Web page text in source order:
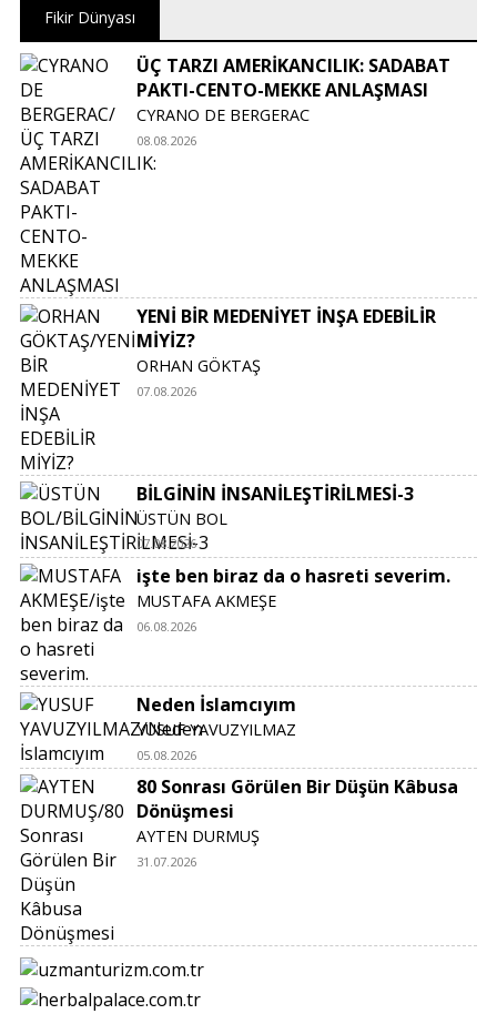
Fikir Dünyası
ÜÇ TARZI AMERİKANCILIK: SADABAT
PAKTI-CENTO-MEKKE ANLAŞMASI
CYRANO DE BERGERAC
08.08.2026
YENİ BİR MEDENİYET İNŞA EDEBİLİR
MİYİZ?
ORHAN GÖKTAŞ
07.08.2026
BİLGİNİN İNSANİLEŞTİRİLMESİ-3
ÜSTÜN BOL
07.08.2026
işte ben biraz da o hasreti severim.
MUSTAFA AKMEŞE
06.08.2026
Neden İslamcıyım
YUSUF YAVUZYILMAZ
05.08.2026
80 Sonrası Görülen Bir Düşün Kâbusa
Dönüşmesi
AYTEN DURMUŞ
31.07.2026